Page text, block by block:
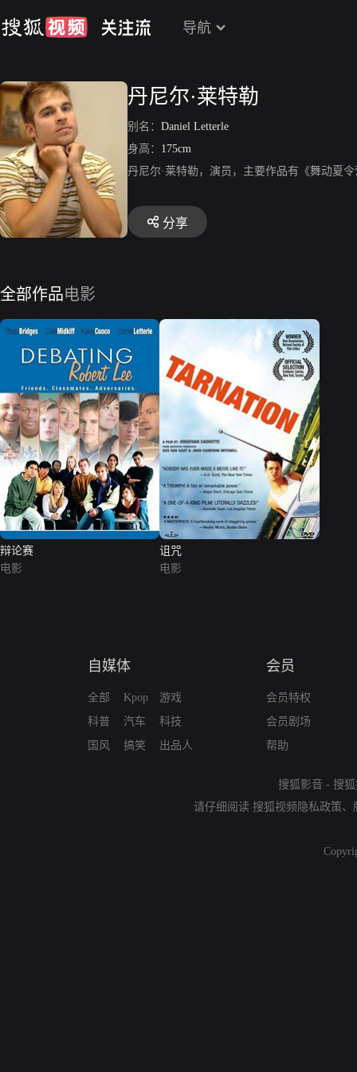
导航
丹尼尔·莱特勒
别名： Daniel Letterle
身高： 175cm
丹尼尔·莱特勒，演员，主要作品有《舞动夏
分享
全部作品电影
辩论赛
电影
诅咒
电影
自媒体
全部
科普
国风
Kpop
汽车
搞笑
游戏
科技
出品人
会员
会员特权
会员剧场
帮助
搜狐影音 - 搜
请仔细阅读 搜狐视频隐私政策、